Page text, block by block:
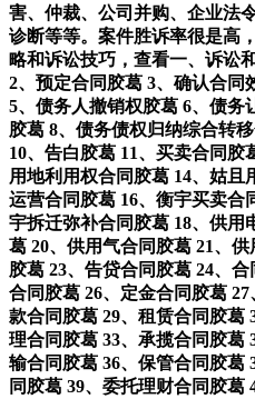
害、仲裁、公司并购、企业法
诊断等等。案件胜诉率很是高
略和诉讼技巧，查看一、诉讼
2、预定合同胶葛 3、确认合同
5、债务人撤销权胶葛 6、债务
胶葛 8、债务债权归纳综合转
10、告白胶葛 11、买卖合同胶
用地利用权合同胶葛 14、姑且
运营合同胶葛 16、衡宇买卖合
宇拆迁弥补合同胶葛 18、供用
葛 20、供用气合同胶葛 21、
胶葛 23、告贷合同胶葛 24、
合同胶葛 26、定金合同胶葛
款合同胶葛 29、租赁合同胶葛
理合同胶葛 33、承揽合同胶葛
输合同胶葛 36、保管合同胶葛
同胶葛 39、委托理财合同胶葛